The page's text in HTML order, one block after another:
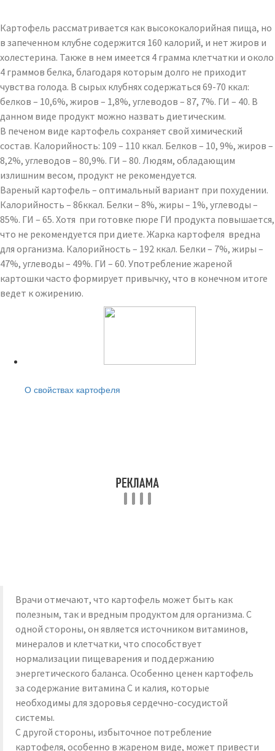
Картофель рассматривается как высококалорийная пища, но
в запеченном клубне содержится 160 калорий, и нет жиров и
холестерина. Также в нем имеется 4 грамма клетчатки и около
4 граммов белка, благодаря которым долго не приходит
чувства голода. В сырых клубнях содержаться 69-70 ккал:
белков – 10,6%, жиров – 1,8%, углеводов – 87, 7%. ГИ – 40. В
данном виде продукт можно назвать диетическим.
В печеном виде картофель сохраняет свой химический
состав. Калорийность: 109 – 110 ккал. Белков – 10, 9%, жиров –
8,2%, углеводов – 80,9%. ГИ – 80. Людям, обладающим
излишним весом, продукт не рекомендуется.
Вареный картофель – оптимальный вариант при похудении.
Калорийность – 86ккал. Белки – 8%, жиры – 1%, углеводы –
85%. ГИ – 65. Хотя при готовке пюре ГИ продукта повышается,
что не рекомендуется при диете. Жарка картофеля вредна
для организма. Калорийность – 192 ккал. Белки – 7%, жиры –
47%, углеводы – 49%. ГИ – 60. Употребление жареной
картошки часто формирует привычку, что в конечном итоге
ведет к ожирению.
О свойствах картофеля
Врачи отмечают, что картофель может быть как
полезным, так и вредным продуктом для организма. С
одной стороны, он является источником витаминов,
минералов и клетчатки, что способствует
нормализации пищеварения и поддержанию
энергетического баланса. Особенно ценен картофель
за содержание витамина C и калия, которые
необходимы для здоровья сердечно-сосудистой
системы.
С другой стороны, избыточное потребление
картофеля, особенно в жареном виде, может привести